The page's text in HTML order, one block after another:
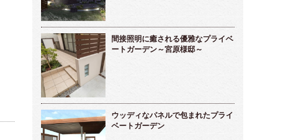
間接照明に癒される優雅なプライベ
ートガーデン～宮原様邸～
ウッディなパネルで包まれたプライ
ベートガーデン